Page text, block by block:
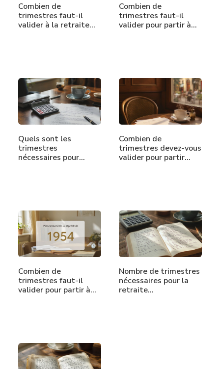
Combien de
trimestres faut-il
valider à la retraite…
Combien de
trimestres faut-il
valider pour partir à…
Quels sont les
trimestres
nécessaires pour
Combien de
trimestres devez-vous
valider pour partir…
Combien de
trimestres faut-il
valider pour partir à…
Nombre de trimestres
nécessaires pour la
retraite…